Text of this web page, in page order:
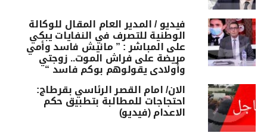
فيديو / المدير العام المقال للوكالة
الوطنية للتصرف في النفايات يبكي
على المباشر : ” مانيش فاسد وأمي
مريضة على فراش الموت.. زوجتي
وأولادي يقولوهم بوكم فاسد “
الان/ امام القصر الرئاسي بقرطاج:
احتجاجات للمطالبة بتطبيق حكم
الاعدام (فيديو)